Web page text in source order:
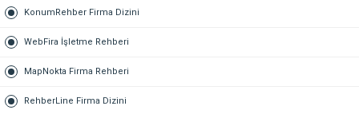
KonumRehber Firma Dizini
WebFira İşletme Rehberi
MapNokta Firma Rehberi
RehberLine Firma Dizini